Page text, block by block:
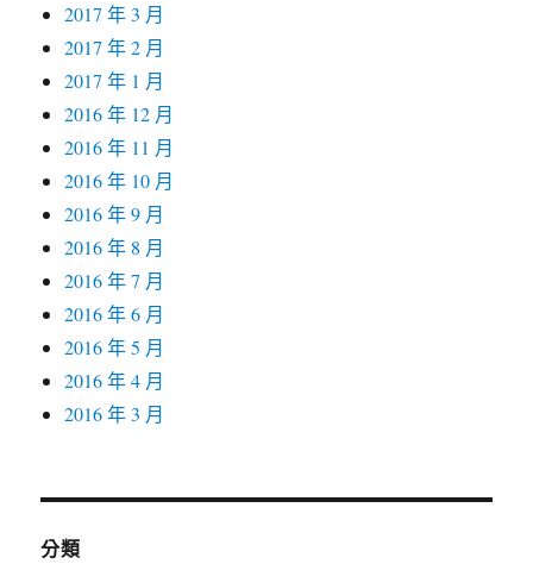
2017 年 3 月
2017 年 2 月
2017 年 1 月
2016 年 12 月
2016 年 11 月
2016 年 10 月
2016 年 9 月
2016 年 8 月
2016 年 7 月
2016 年 6 月
2016 年 5 月
2016 年 4 月
2016 年 3 月
分類